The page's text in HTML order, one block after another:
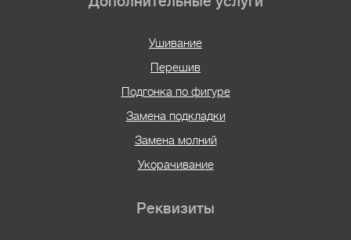
Ушивание
Перешив
Подгонка по фигуре
Замена подкладки
Замена молний
Укорачивание
Реквизиты